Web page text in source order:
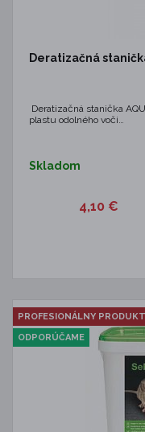
Deratizačná
Deratizačná stanička
plastu odolného voči…
Skladom
4,10 €
PROFESIONÁLNY PRODUKT
ODPORÚČAME